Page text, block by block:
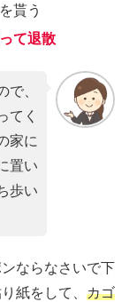
貰う
て退散
で、
てく
家に
置い
歩い
ならなさいで下
紙をして、 カゴ